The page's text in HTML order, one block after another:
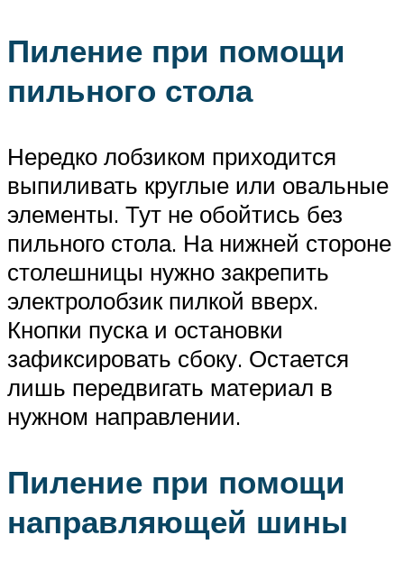
Пиление при помощи
пильного стола
Нередко лобзиком приходится
выпиливать круглые или овальные
элементы. Тут не обойтись без
пильного стола. На нижней стороне
столешницы нужно закрепить
электролобзик пилкой вверх.
Кнопки пуска и остановки
зафиксировать сбоку. Остается
лишь передвигать материал в
нужном направлении.
Пиление при помощи
направляющей шины